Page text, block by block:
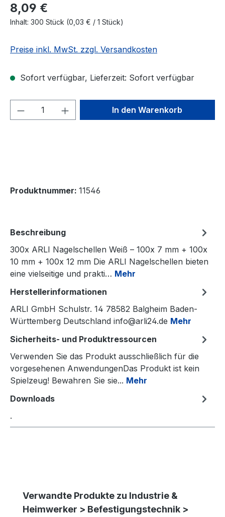
8,09 €
Inhalt: 300 Stück (0,03 € / 1 Stück)
Preise inkl. MwSt. zzgl. Versandkosten
Sofort verfügbar, Lieferzeit: Sofort verfügbar
Produkt Anzahl: Gib denIn den Warenkorb
Produktnummer: 11546
Beschreibung
300x ARLI Nagelschellen Weiß – 100x 7 mm + 100x
10 mm + 100x 12 mm Die ARLI Nagelschellen bieten
eine vielseitige und prakti… Mehr
Herstellerinformationen
ARLI GmbH Schulstr. 14 78582 Balgheim Baden-
Württemberg Deutschland info@arli24.de Mehr
Sicherheits- und Produktressourcen
Verwenden Sie das Produkt ausschließlich für die
vorgesehenen AnwendungenDas Produkt ist kein
Spielzeug! Bewahren Sie sie... Mehr
Downloads
.
Produktgalerie überspringen
Verwandte Produkte zu Industrie &
Heimwerker > Befestigungstechnik >